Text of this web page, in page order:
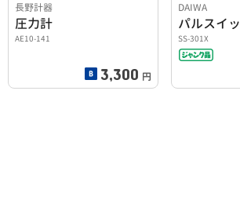
長野計器
圧力計
AE10-141
3,300 円
DAIWA
SS-301X